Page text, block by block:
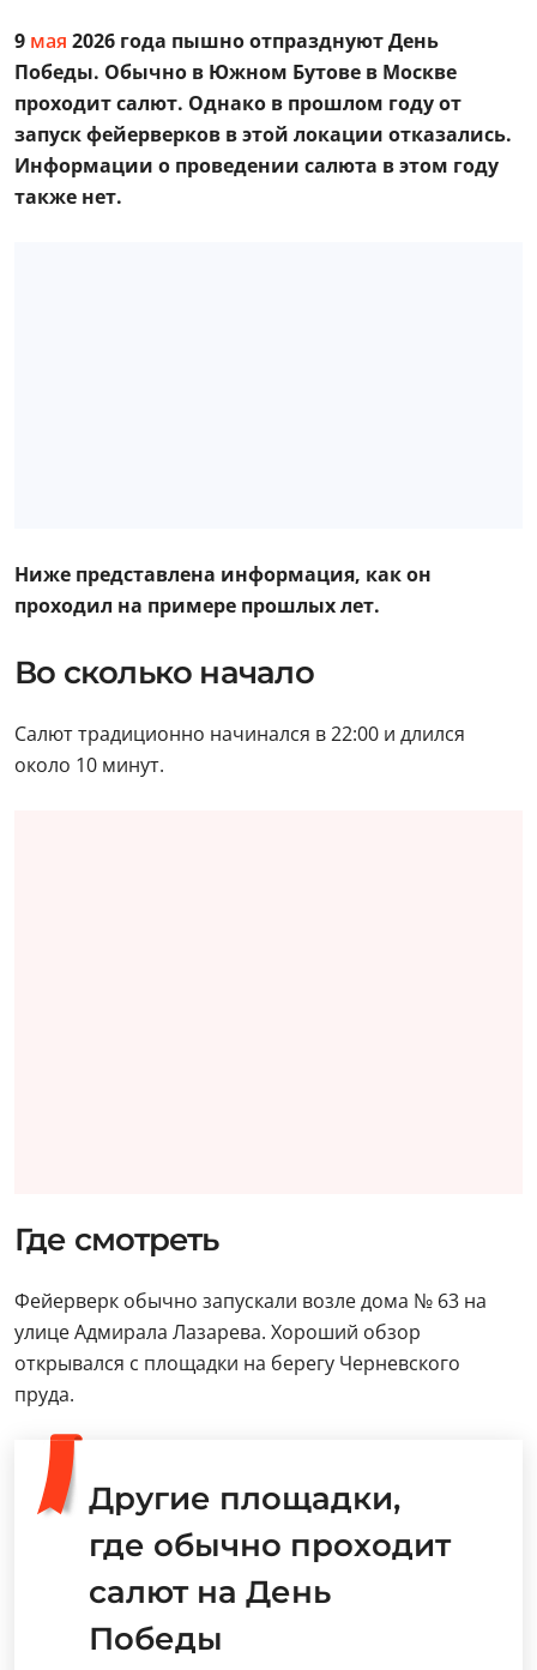
9 мая 2026 года пышно отпразднуют День
Победы. Обычно в Южном Бутове в Москве
проходит салют. Однако в прошлом году от
запуск фейерверков в этой локации отказались.
Информации о проведении салюта в этом году
также нет.
Ниже представлена информация, как он
проходил на примере прошлых лет.
Во сколько начало
Салют традиционно начинался в 22:00 и длился
около 10 минут.
Где смотреть
Фейерверк обычно запускали возле дома № 63 на
улице Адмирала Лазарева. Хороший обзор
открывался с площадки на берегу Черневского
пруда.
Другие площадки,
где обычно проходит
салют на День
Победы